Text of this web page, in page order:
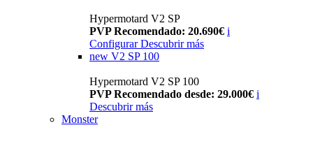
Hypermotard V2 SP
PVP Recomendado: 20.690€ i
Configurar Descubrir más
new V2 SP 100
Hypermotard V2 SP 100
PVP Recomendado desde: 29.000€ i
Descubrir más
Monster